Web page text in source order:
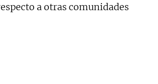
a otras comunidades